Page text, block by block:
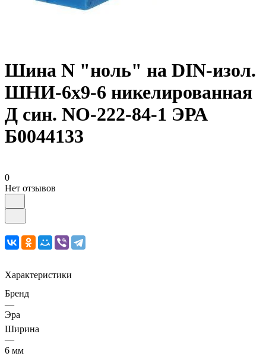
Шина N "ноль" на DIN-изол.
ШНИ-6х9-6 никелированная
Д син. NO-222-84-1 ЭРА
Б0044133
0
Нет отзывов
Характеристики
Бренд
—
Эра
Ширина
—
6 мм